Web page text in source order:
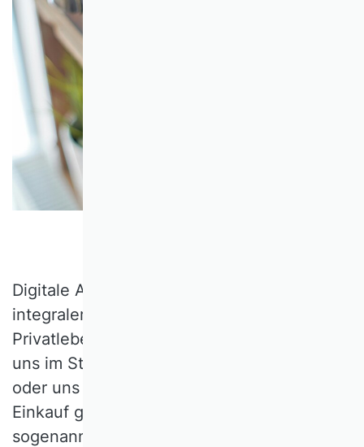
Digitale Assistenzsysteme sind heute
integraler Bestandteil unseres Arbeits- und
Privatlebens. Im Alltag nutzen wir sie, um
uns im Straßenverkehr navigieren zu lassen
oder uns Empfehlungen beim Online-
Einkauf geben zu lassen. In Form
sogenannter „Software Bots“, insbesondere